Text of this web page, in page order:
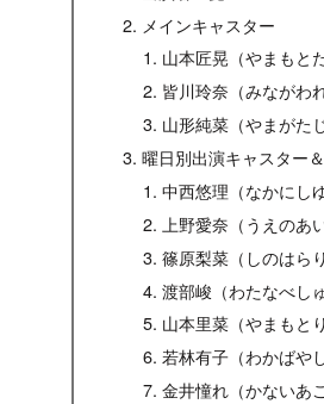
メインキャスター
山本匠晃（やまもと
皆川玲奈（みながわ
山形純菜（やまがた
曜日別出演キャスター
中西悠理（なかにし
上野愛奈（うえのあ
篠原梨菜（しのはら
渡部峻（わたなべし
山本里菜（やまもと
若林有子（わかばや
金井憧れ（かないあ